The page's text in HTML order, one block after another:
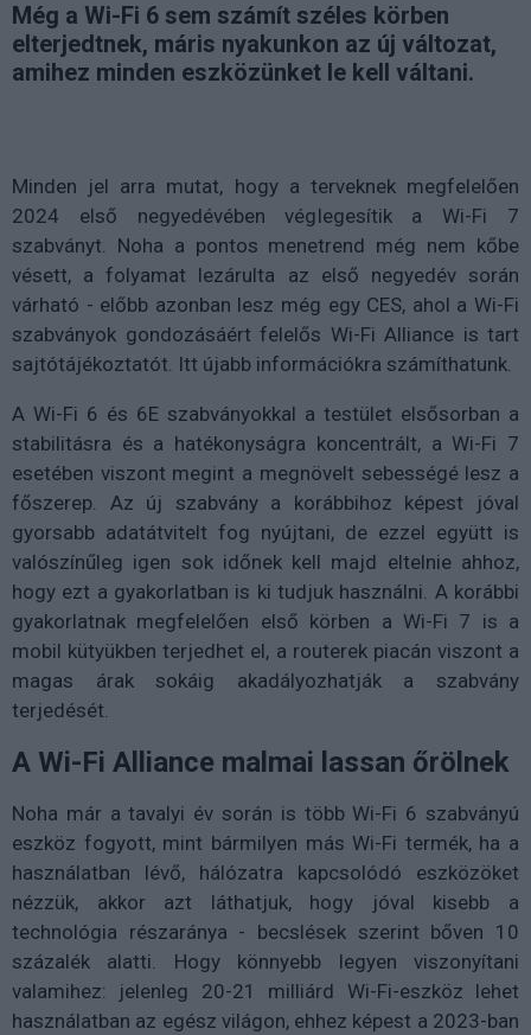
Még a Wi-Fi 6 sem számít széles körben
elterjedtnek, máris nyakunkon az új változat,
amihez minden eszközünket le kell váltani.
Minden jel arra mutat, hogy a terveknek megfelelően
2024 első negyedévében véglegesítik a Wi-Fi 7
szabványt. Noha a pontos menetrend még nem kőbe
vésett, a folyamat lezárulta az első negyedév során
várható - előbb azonban lesz még egy CES, ahol a Wi-Fi
szabványok gondozásáért felelős Wi-Fi Alliance is tart
sajtótájékoztatót. Itt újabb információkra számíthatunk.
A Wi-Fi 6 és 6E szabványokkal a testület elsősorban a
stabilitásra és a hatékonyságra koncentrált, a Wi-Fi 7
esetében viszont megint a megnövelt sebességé lesz a
főszerep. Az új szabvány a korábbihoz képest jóval
gyorsabb adatátvitelt fog nyújtani, de ezzel együtt is
valószínűleg igen sok időnek kell majd eltelnie ahhoz,
hogy ezt a gyakorlatban is ki tudjuk használni. A korábbi
gyakorlatnak megfelelően első körben a Wi-Fi 7 is a
mobil kütyükben terjedhet el, a routerek piacán viszont a
magas árak sokáig akadályozhatják a szabvány
terjedését.
A Wi-Fi Alliance malmai lassan őrölnek
Noha már a tavalyi év során is több Wi-Fi 6 szabványú
eszköz fogyott, mint bármilyen más Wi-Fi termék, ha a
használatban lévő, hálózatra kapcsolódó eszközöket
nézzük, akkor azt láthatjuk, hogy jóval kisebb a
technológia részaránya - becslések szerint bőven 10
százalék alatti. Hogy könnyebb legyen viszonyítani
valamihez: jelenleg 20-21 milliárd Wi-Fi-eszköz lehet
használatban az egész világon, ehhez képest a 2023-ban